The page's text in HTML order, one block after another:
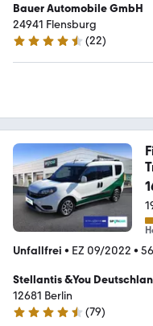
Bauer Automobile GmbH
24941 Flensburg
4.7 Sterne
(22)
Unfallfrei • EZ 09/2022 •
Stellantis &You
Berlin Marzahn
12681 Berlin
4.6 Sterne
(79)